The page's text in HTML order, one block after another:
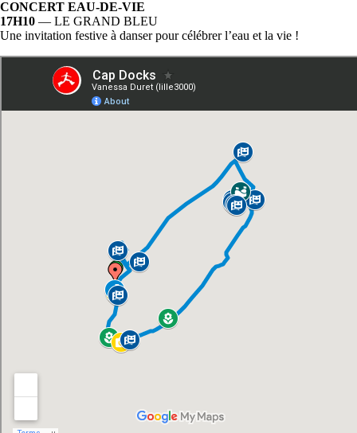
CONCERT EAU-DE-VIE
17H10 — LE GRAND BLEU
Une invitation festive à danser pour célébrer l’eau et la vie !